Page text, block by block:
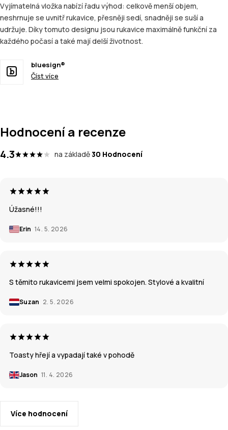
Vyjímatelná vložka nabízí řadu výhod: celkově menší objem,
neshrnuje se uvnitř rukavice, přesněji sedí, snadněji se suší a
udržuje. Díky tomuto designu jsou rukavice maximálně funkční za
každého počasí a také mají delší životnost.
bluesign®
Číst více
Hodnocení a recenze
4.3 na základě30 Hodnocení
Úžasné!!!
Erin 14. 5. 2026
S těmito rukavicemi jsem velmi spokojen. Stylové a kvalitní
Suzan 2. 5. 2026
Toasty hřejí a vypadají také v pohodě
Jason 11. 4. 2026
Více hodnocení